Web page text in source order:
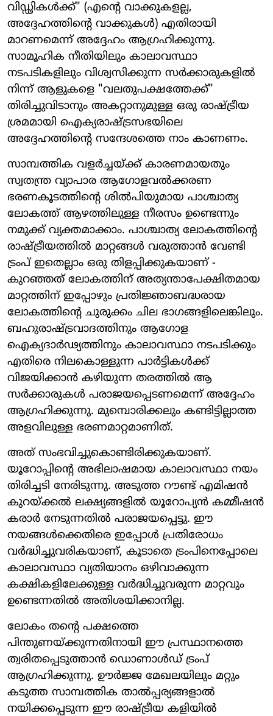
വിഡ്ഢികൾക്ക്" (എന്റെ വാക്കുകളല്ല,
അദ്ദേഹത്തിന്റെ വാക്കുകൾ) എതിരായി
മാറണമെന്ന് അദ്ദേഹം ആഗ്രഹിക്കുന്നു.
സാമൂഹിക നീതിയിലും കാലാവസ്ഥാ
നടപടികളിലും വിശ്വസിക്കുന്ന സർക്കാരുകളിൽ
നിന്ന് ആളുകളെ "വലതുപക്ഷത്തേക്ക്"
തിരിച്ചുവിടാനും അകറ്റാനുമുള്ള ഒരു രാഷ്ട്രീയ
ശ്രമമായി ഐക്യരാഷ്ട്രസഭയിലെ
അദ്ദേഹത്തിന്റെ സന്ദേശത്തെ നാം കാണണം.
സാമ്പത്തിക വളർച്ചയ്ക്ക് കാരണമായതും
സ്വതന്ത്ര വ്യാപാര ആഗോളവൽക്കരണ
ഭരണകൂടത്തിന്റെ ശിൽപിയുമായ പാശ്ചാത്യ
ലോകത്ത് ആഴത്തിലുള്ള നീരസം ഉണ്ടെന്നും
നമുക്ക് വ്യക്തമാക്കാം. പാശ്ചാത്യ ലോകത്തിന്റെ
രാഷ്ട്രീയത്തിൽ മാറ്റങ്ങൾ വരുത്താൻ വേണ്ടി
ട്രംപ് ഇതെല്ലാം ഒരു തിളപ്പിക്കുകയാണ് -
കുറഞ്ഞത് ലോകത്തിന് അത്യന്താപേക്ഷിതമായ
മാറ്റത്തിന് ഇപ്പോഴും പ്രതിജ്ഞാബദ്ധരായ
ലോകത്തിന്റെ ചുരുക്കം ചില ഭാഗങ്ങളിലെങ്കിലും.
ബഹുരാഷ്ട്രവാദത്തിനും ആഗോള
ഐക്യദാർഢ്യത്തിനും കാലാവസ്ഥാ നടപടിക്കും
എതിരെ നിലകൊള്ളുന്ന പാർട്ടികൾക്ക്
വിജയിക്കാൻ കഴിയുന്ന തരത്തിൽ ആ
സർക്കാരുകൾ പരാജയപ്പെടണമെന്ന് അദ്ദേഹം
ആഗ്രഹിക്കുന്നു. മുമ്പൊരിക്കലും കണ്ടിട്ടില്ലാത്ത
അളവിലുള്ള ഭരണമാറ്റമാണിത്.
അത് സംഭവിച്ചുകൊണ്ടിരിക്കുകയാണ്.
യൂറോപ്പിന്റെ അഭിലാഷമായ കാലാവസ്ഥാ നയം
തിരിച്ചടി നേരിടുന്നു. അടുത്ത റൗണ്ട് എമിഷൻ
കുറയ്ക്കൽ ലക്ഷ്യങ്ങളിൽ യൂറോപ്യൻ കമ്മീഷൻ
കരാർ നേടുന്നതിൽ പരാജയപ്പെട്ടു. ഈ
നയങ്ങൾക്കെതിരെ ഇപ്പോൾ പ്രതിരോധം
വർദ്ധിച്ചുവരികയാണ്, കൂടാതെ ട്രംപിനെപ്പോലെ
കാലാവസ്ഥാ വ്യതിയാനം ഒഴിവാക്കുന്ന
കക്ഷികളിലേക്കുള്ള വർദ്ധിച്ചുവരുന്ന മാറ്റവും
ഉണ്ടെന്നതിൽ അതിശയിക്കാനില്ല.
ലോകം തന്റെ പക്ഷത്തെ
പിന്തുണയ്ക്കുന്നതിനായി ഈ പ്രസ്ഥാനത്തെ
ത്വരിതപ്പെടുത്താൻ ഡൊണാൾഡ് ട്രംപ്
ആഗ്രഹിക്കുന്നു. ഊർജ്ജ മേഖലയിലും മറ്റും
കടുത്ത സാമ്പത്തിക താൽപ്പര്യങ്ങളാൽ
നയിക്കപ്പെടുന്ന ഈ രാഷ്ട്രീയ കളിയിൽ